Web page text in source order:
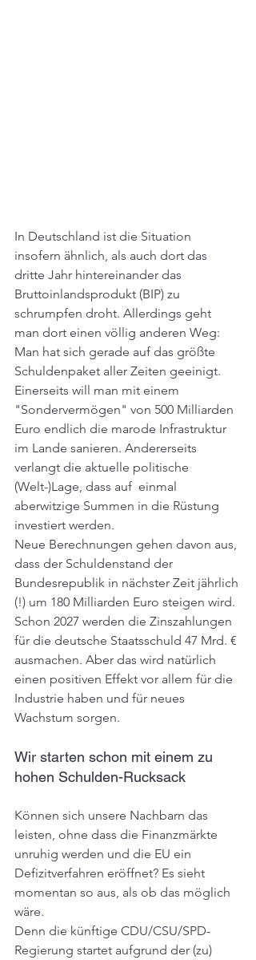
In Deutschland ist die Situation
insofern ähnlich, als auch dort das
dritte Jahr hintereinander das
Bruttoinlandsprodukt (BIP) zu
schrumpfen droht. Allerdings geht
man dort einen völlig anderen Weg:
Man hat sich gerade auf das größte
Schuldenpaket aller Zeiten geeinigt.
Einerseits will man mit einem
"Sondervermögen" von 500 Milliarden
Euro endlich die marode Infrastruktur
im Lande sanieren. Andererseits
verlangt die aktuelle politische
(Welt-)Lage, dass auf  einmal
aberwitzige Summen in die Rüstung
investiert werden.
Neue Berechnungen gehen davon aus,
dass der Schuldenstand der
Bundesrepublik in nächster Zeit jährlich
(!) um 180 Milliarden Euro steigen wird.
Schon 2027 werden die Zinszahlungen
für die deutsche Staatsschuld 47 Mrd. €
ausmachen. Aber das wird natürlich
einen positiven Effekt vor allem für die
Industrie haben und für neues
Wachstum sorgen.
Wir starten schon mit einem zu
hohen Schulden-Rucksack
Können sich unsere Nachbarn das
leisten, ohne dass die Finanzmärkte
unruhig werden und die EU ein
Defizitverfahren eröffnet? Es sieht
momentan so aus, als ob das möglich
wäre.
Denn die künftige CDU/CSU/SPD-
Regierung startet aufgrund der (zu)